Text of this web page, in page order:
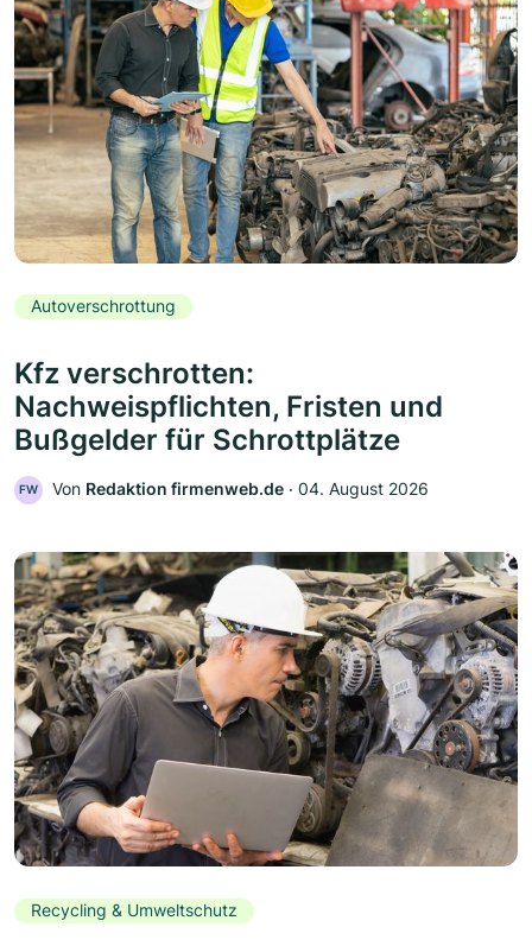
Autoverschrottung
Kfz verschrotten:
Nachweispflichten, Fristen und
Bußgelder für Schrottplätze
FW Von Redaktion firmenweb.de ‧ 04. August 2026
Recycling & Umweltschutz